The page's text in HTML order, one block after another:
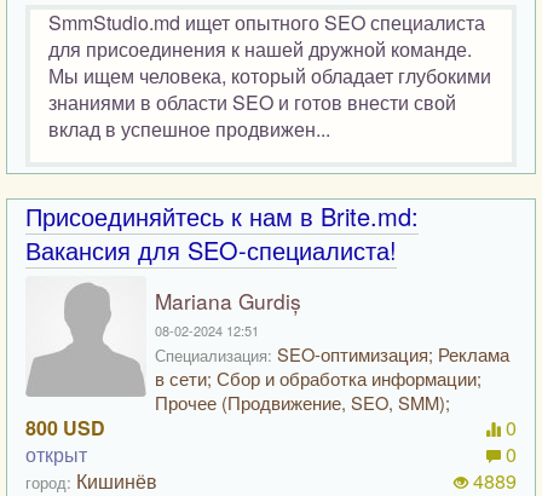
SmmStudio.md ищет опытного SEO специалиста
для присоединения к нашей дружной команде.
Мы ищем человека, который обладает глубокими
знаниями в области SEO и готов внести свой
вклад в успешное продвижен...
Присоединяйтесь к нам в Brite.md:
Вакансия для SEO-специалиста!
Mariana Gurdiș
08-02-2024 12:51
Специализация: SEO-оптимизация; Реклама
в сети; Сбор и обработка информации;
Прочее (Продвижение, SEO, SMM);
800 USD
открыт
город: Кишинёв
0
0
4889